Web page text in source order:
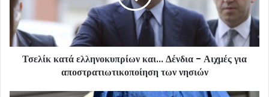
Τσελίκ κατά ελληνοκυπρίων και... Δένδια - Αιχμές για
αποστρατιωτικοποίηση των νησιών